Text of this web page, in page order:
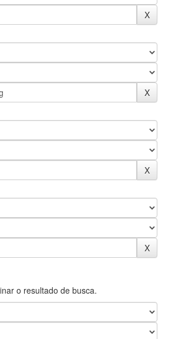
o resultado de busca.